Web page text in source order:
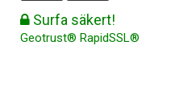
Surfa säkert!
Geotrust® RapidSSL®